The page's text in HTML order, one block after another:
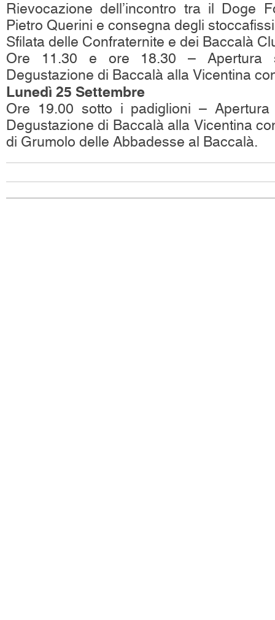
Rievocazione dell’incontro tra il Doge
Pietro Querini e consegna degli
Sfilata delle Confraternite e dei Baccalà
Ore 11.30 e ore 18.30 – Apertura
Degustazione di Baccalà alla Vicentina
Lunedì 25 Settembre
Ore 19.00 sotto i padiglioni – Apertura
Degustazione di Baccalà alla Vicentina
di Grumolo delle Abbadesse al Baccalà.